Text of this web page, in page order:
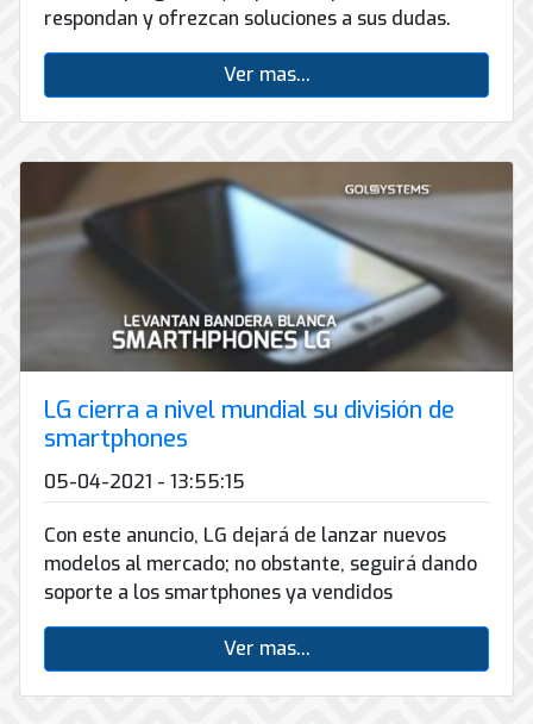
respondan y ofrezcan soluciones a sus dudas.
Ver mas...
LG cierra a nivel mundial su división de
smartphones
05-04-2021 - 13:55:15
Con este anuncio, LG dejará de lanzar nuevos
modelos al mercado; no obstante, seguirá dando
soporte a los smartphones ya vendidos
Ver mas...